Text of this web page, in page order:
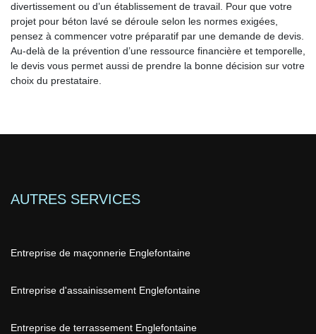
divertissement ou d’un établissement de travail. Pour que votre
projet pour béton lavé se déroule selon les normes exigées,
pensez à commencer votre préparatif par une demande de devis.
Au-delà de la prévention d’une ressource financière et temporelle,
le devis vous permet aussi de prendre la bonne décision sur votre
choix du prestataire.
AUTRES SERVICES
Entreprise de maçonnerie Englefontaine
Entreprise d'assainissement Englefontaine
Entreprise de terrassement Englefontaine